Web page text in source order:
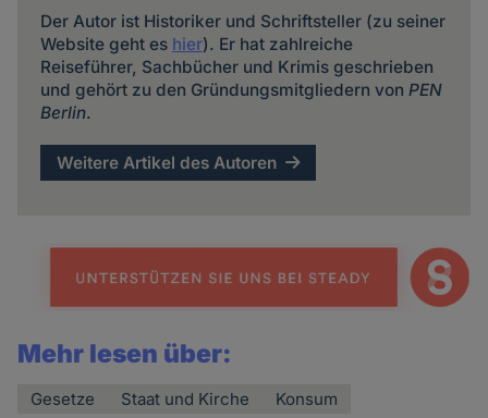
Der Autor ist Historiker und Schriftsteller (zu seiner
Website geht es hier). Er hat zahlreiche
Reiseführer, Sachbücher und Krimis geschrieben
und gehört zu den Gründungsmitgliedern von PEN
Berlin.
Weitere Artikel des Autoren
Mehr lesen über:
Gesetze Staat und Kirche Konsum